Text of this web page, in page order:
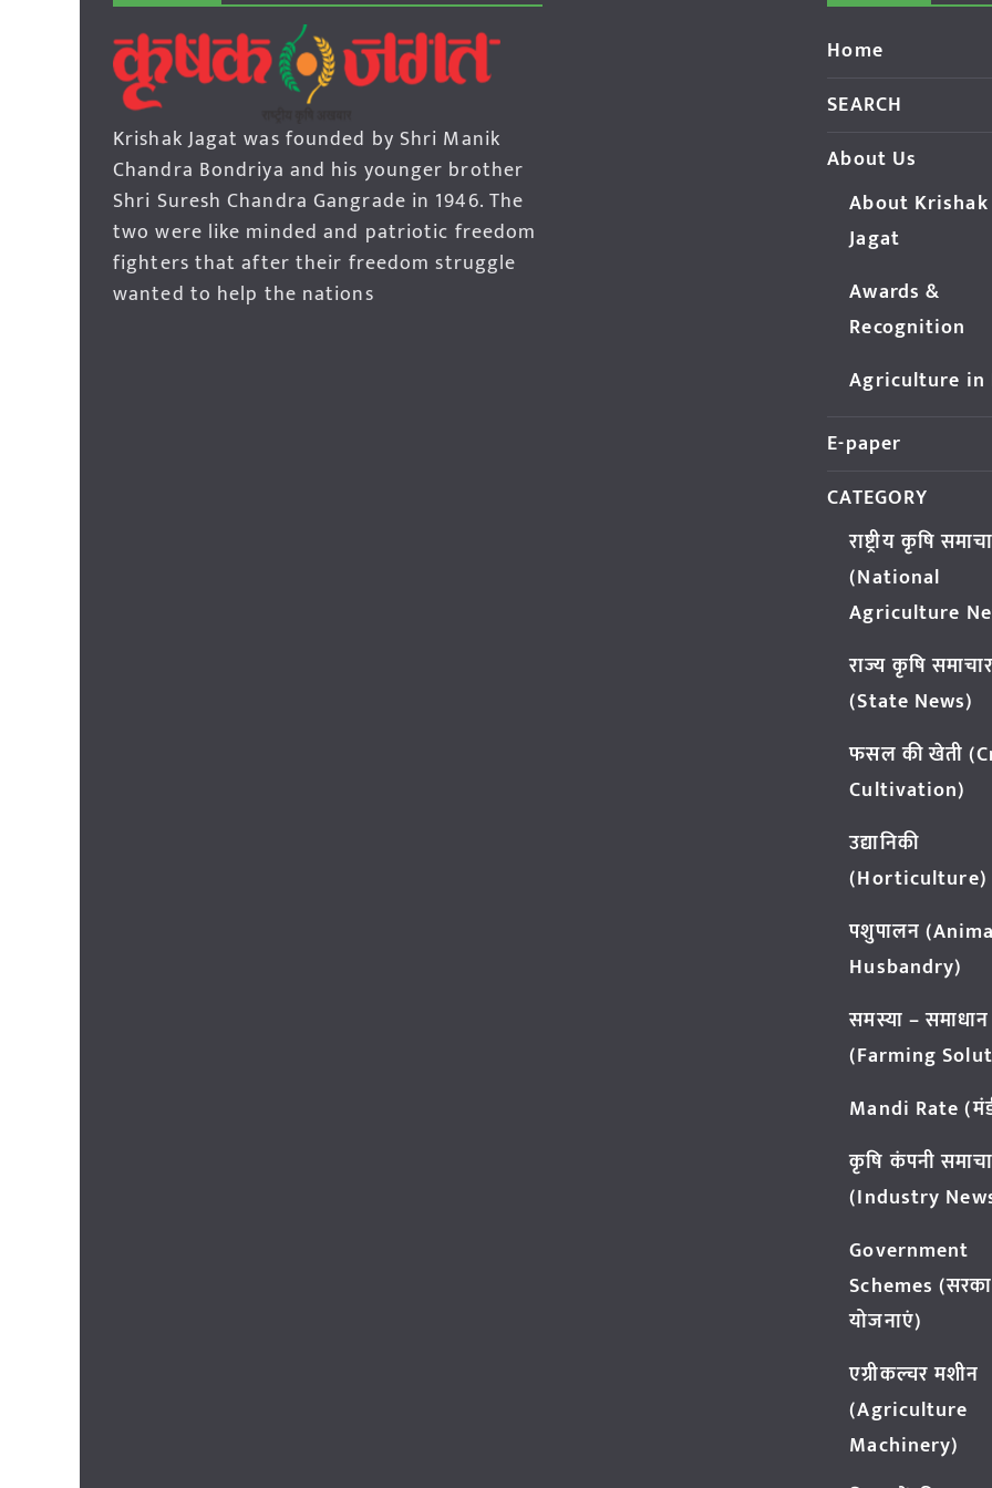
Krishak Jagat was founded by Shri Manik
Chandra Bondriya and his younger brother
Shri Suresh Chandra Gangrade in 1946. The
two were like minded and patriotic freedom
fighters that after their freedom struggle
wanted to help the nations
Home
SEARCH
About Us
About Krishak
Jagat
Awards &
Recognition
Agriculture in
E-paper
CATEGORY
राष्ट्रीय कृषि
(National
Agriculture
राज्य कृषि समाचार
(State News)
फसल की खेती
Cultivation)
उद्यानिकी
(Horticulture)
पशुपालन
Husbandry)
समस्या – समाधान
(Farming
Mandi Rate
कृषि कंपनी
(Industry
Government
Schemes
योजनाएं)
एग्रीकल्चर मशीन
(Agriculture
Machinery)